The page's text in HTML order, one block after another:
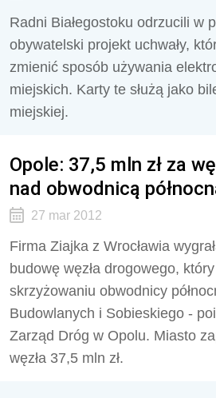
Radni Białegostoku odrzucili w
obywatelski projekt uchwały,
zmienić sposób używania
miejskich. Karty te służą jako
miejskiej.
Opole: 37,5 mln zł za
nad obwodnicą
27 mar 2012
Firma Ziajka z Wrocławia
budowę węzła drogowego,
skrzyżowaniu obwodnicy
Budowlanych i Sobieskiego -
Zarząd Dróg w Opolu. Miasto
węzła 37,5 mln zł.